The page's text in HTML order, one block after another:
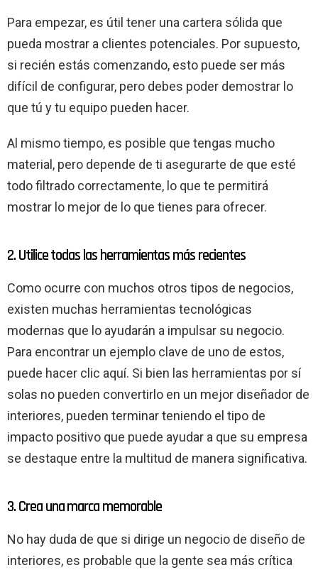
Para empezar, es útil tener una cartera sólida que
pueda mostrar a clientes potenciales. Por supuesto,
si recién estás comenzando, esto puede ser más
difícil de configurar, pero debes poder demostrar lo
que tú y tu equipo pueden hacer.
Al mismo tiempo, es posible que tengas mucho
material, pero depende de ti asegurarte de que esté
todo filtrado correctamente, lo que te permitirá
mostrar lo mejor de lo que tienes para ofrecer.
2. Utilice todas las herramientas más recientes
Como ocurre con muchos otros tipos de negocios,
existen muchas herramientas tecnológicas
modernas que lo ayudarán a impulsar su negocio.
Para encontrar un ejemplo clave de uno de estos,
puede hacer clic aquí. Si bien las herramientas por sí
solas no pueden convertirlo en un mejor diseñador de
interiores, pueden terminar teniendo el tipo de
impacto positivo que puede ayudar a que su empresa
se destaque entre la multitud de manera significativa.
3. Crea una marca memorable
No hay duda de que si dirige un negocio de diseño de
interiores, es probable que la gente sea más crítica